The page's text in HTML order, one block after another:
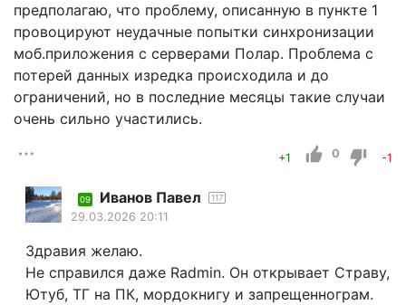
предполагаю, что проблему, описанную в пункте 1
провоцируют неудачные попытки синхронизации
моб.приложения с серверами Полар. Проблема с
потерей данных изредка происходила и до
ограничений, но в последние месяцы такие случаи
очень сильно участились.
+1 0 -1
09 Иванов Павел 117
29.03.2026 20:11
Здравия желаю.
Не справился даже Radmin. Он открывает Страву,
Ютуб, ТГ на ПК, мордокнигу и запрещеннограм.